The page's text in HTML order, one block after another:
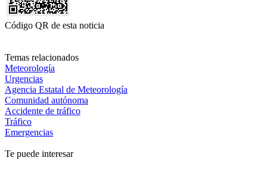
Código QR de esta noticia
Temas relacionados
Meteorología
Urgencias
Agencia Estatal de Meteorología
Comunidad autónoma
Accidente de tráfico
Tráfico
Emergencias
Te puede interesar